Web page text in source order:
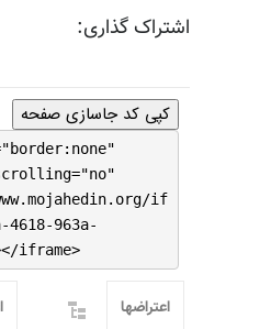
اشتراک گذاری:
کپی کد جاسازی صفحه
if
4618-963a-
iframe>
اعتراضها